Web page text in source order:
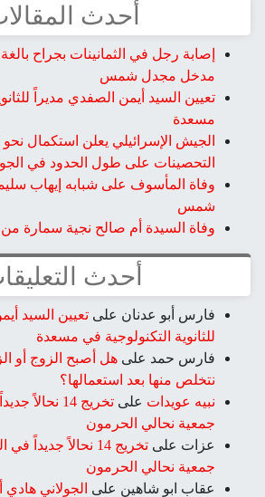
أحدث
إصابة رجل في الثمانينات بجراح
مدخل مجدل شمس
تعيين السيد أيمن الصفدي مديراً
مسعدة
التحصينات على طول الحدود في
وفاة المأسوف على شبابه إيهاب
شمس
وفاة السيدة أم صالح نجية
أحدث
فارس أبو عدنان على تعيين السيد
للثانوية التكنولوجية في مسعدة
فارس حمد على هل أصبح الزوج أو
نتخلص منها بعد استعمالها؟
نبيه عويدات على
تخريج 14
جمعية نحالي الحرمون
عزات على
تخريج 14 نحالاً
جمعية نحالي الحرمون
عقاب ابو شاهين على الجولاني